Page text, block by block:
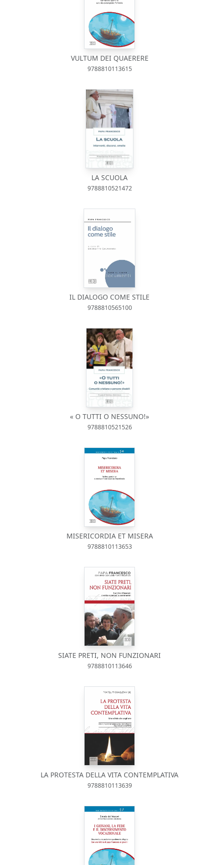
VULTUM DEI QUAERERE
9788810113615
LA SCUOLA
9788810521472
IL DIALOGO COME STILE
9788810565100
« O TUTTI O NESSUNO!»
9788810521526
MISERICORDIA ET MISERA
9788810113653
SIATE PRETI, NON FUNZIONARI
9788810113646
LA PROTESTA DELLA VITA CONTEMPLATIVA
9788810113639